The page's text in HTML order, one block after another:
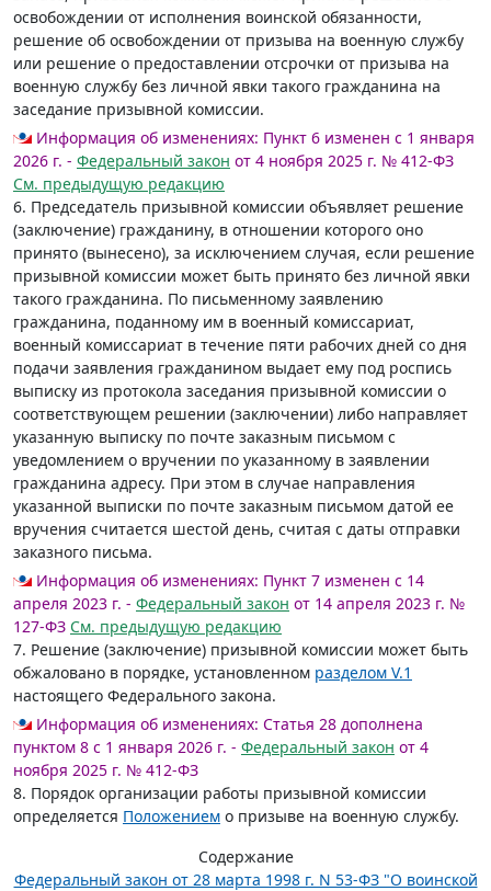
освобождении от исполнения воинской обязанности,
решение об освобождении от призыва на военную службу
или решение о предоставлении отсрочки от призыва на
военную службу без личной явки такого гражданина на
заседание призывной комиссии.
Информация об изменениях: Пункт 6 изменен с 1 января
2026 г. - Федеральный закон от 4 ноября 2025 г. № 412-ФЗ
См. предыдущую редакцию
6. Председатель призывной комиссии объявляет решение
(заключение) гражданину, в отношении которого оно
принято (вынесено), за исключением случая, если решение
призывной комиссии может быть принято без личной явки
такого гражданина. По письменному заявлению
гражданина, поданному им в военный комиссариат,
военный комиссариат в течение пяти рабочих дней со дня
подачи заявления гражданином выдает ему под роспись
выписку из протокола заседания призывной комиссии о
соответствующем решении (заключении) либо направляет
указанную выписку по почте заказным письмом с
уведомлением о вручении по указанному в заявлении
гражданина адресу. При этом в случае направления
указанной выписки по почте заказным письмом датой ее
вручения считается шестой день, считая с даты отправки
заказного письма.
Информация об изменениях: Пункт 7 изменен с 14
апреля 2023 г. - Федеральный закон от 14 апреля 2023 г. №
127-ФЗ См. предыдущую редакцию
7. Решение (заключение) призывной комиссии может быть
обжаловано в порядке, установленном разделом V.1
настоящего Федерального закона.
Информация об изменениях: Статья 28 дополнена
пунктом 8 с 1 января 2026 г. - Федеральный закон от 4
ноября 2025 г. № 412-ФЗ
8. Порядок организации работы призывной комиссии
определяется Положением о призыве на военную службу.
Содержание
Федеральный закон от 28 марта 1998 г. N 53-ФЗ "О воинской